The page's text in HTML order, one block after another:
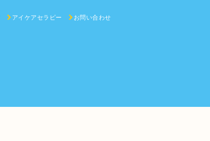
アイケアセラピー お問い合わせ